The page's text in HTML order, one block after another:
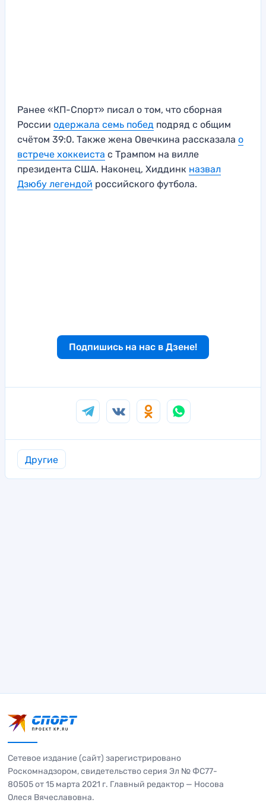
Ранее «КП-Спорт» писал о том, что сборная
России одержала семь побед подряд с общим
счётом 39:0. Также жена Овечкина рассказала о
встрече хоккеиста с Трампом на вилле
президента США. Наконец, Хиддинк назвал
Дзюбу легендой российского футбола.
Подпишись на нас в Дзене!
Другие
Сетевое издание (сайт) зарегистрировано
Роскомнадзором, свидетельство серия Эл № ФС77-
80505 от 15 марта 2021 г. Главный редактор — Носова
Олеся Вячеславовна.